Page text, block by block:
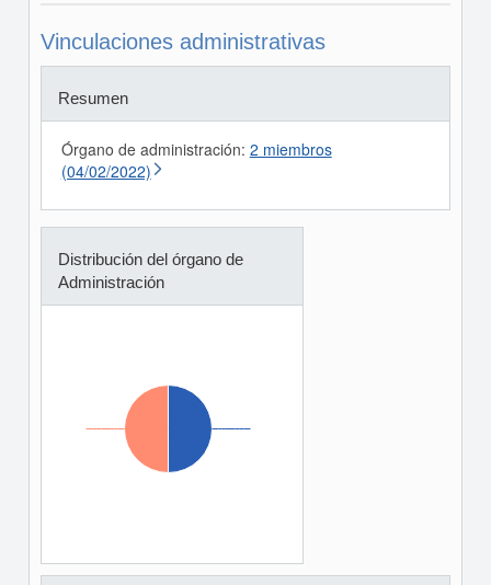
Vinculaciones administrativas
Resumen
Órgano de administración: 2 miembros
(04/02/2022)
Distribución del órgano de
Administración